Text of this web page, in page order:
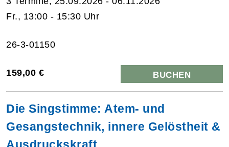
Fr., 13:00 - 15:30 Uhr
26-3-01150
159,00 € BUCHEN
Die Singstimme: Atem- und
Gesangstechnik, innere Gelöstheit &
Ausdruckskraft